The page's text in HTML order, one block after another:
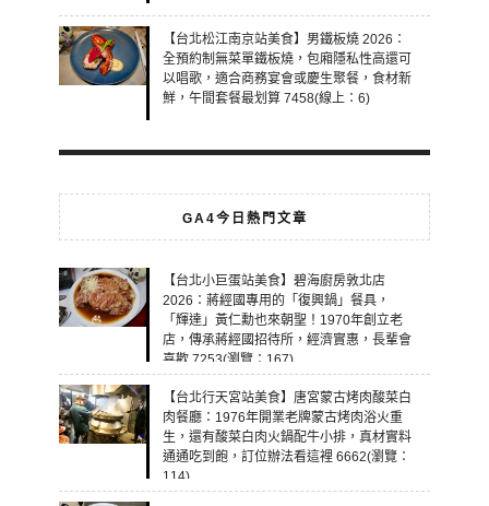
【台北松江南京站美食】男鐵板燒 2026：
全預約制無菜單鐵板燒，包廂隱私性高還可
以唱歌，適合商務宴會或慶生聚餐，食材新
鮮，午間套餐最划算 7458(線上：6)
GA4今日熱門文章
【台北小巨蛋站美食】碧海廚房敦北店
2026：蔣經國專用的「復興鍋」餐具，
「輝達」黃仁勳也來朝聖！1970年創立老
店，傳承蔣經國招待所，經濟實惠，長輩會
喜歡 7253(瀏覽：167)
【台北行天宮站美食】唐宮蒙古烤肉酸菜白
肉餐廳：1976年開業老牌蒙古烤肉浴火重
生，還有酸菜白肉火鍋配牛小排，真材實料
通通吃到飽，訂位辦法看這裡 6662(瀏覽：
114)